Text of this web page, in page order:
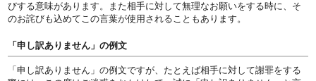
びする意味があります。また相手に対して無理なお願いをする時に、そ
のお詫びも込めてこの言葉が使用されることもあります。
「申し訳ありません」の例文
「申し訳ありません」の例文ですが、たとえば相手に対して謝罪をする